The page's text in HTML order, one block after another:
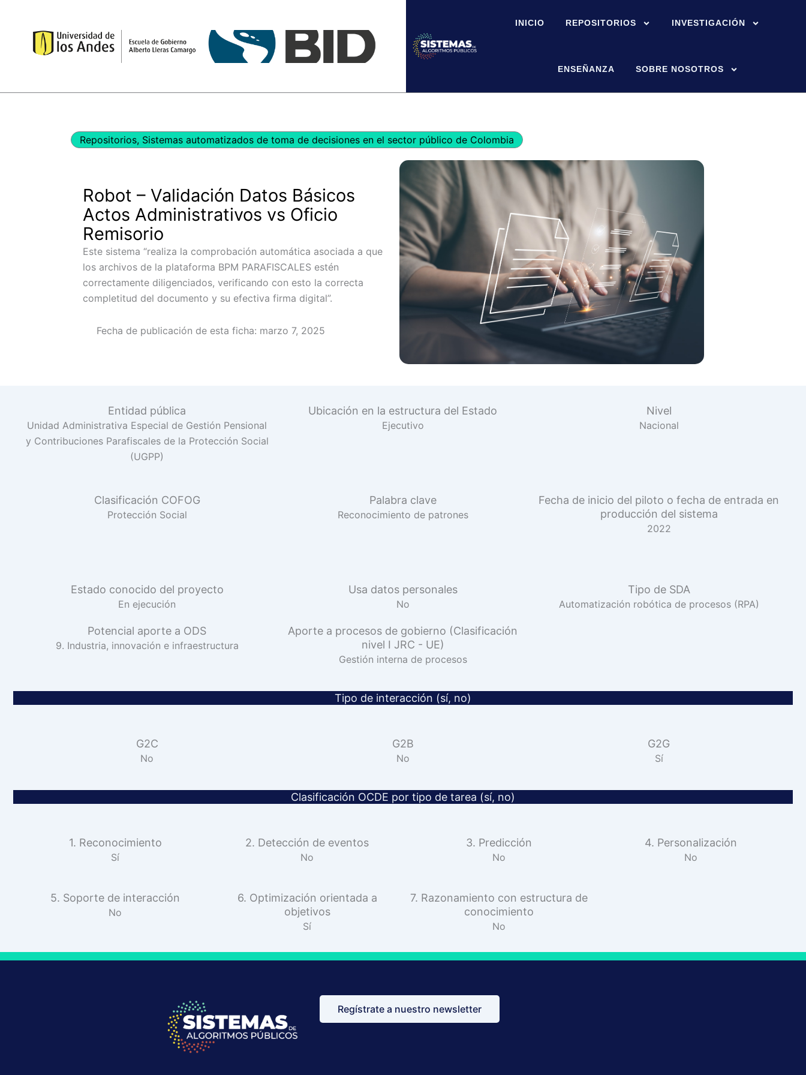
contenido
INICIO REPOSITORIOS INVESTIGACIÓN
ENSEÑANZA SOBRE NOSOTROS
Repositorios, Sistemas automatizados de toma de decisiones en el sector público de Colombia
Robot – Validación Datos Básicos
Actos Administrativos vs Oficio
Remisorio
Este sistema “realiza la comprobación automática asociada a que
los archivos de la plataforma BPM PARAFISCALES estén
correctamente diligenciados, verificando con esto la correcta
completitud del documento y su efectiva firma digital”.
Fecha de publicación de esta ficha: marzo 7, 2025
Entidad pública
Unidad Administrativa Especial de Gestión Pensional
y Contribuciones Parafiscales de la Protección Social
(UGPP)
Ubicación en la estructura del Estado
Ejecutivo
Nivel
Nacional
Clasificación COFOG
Protección Social
Palabra clave
Reconocimiento de patrones
Fecha de inicio del piloto o fecha de entrada en
producción del sistema
2022
Estado conocido del proyecto
En ejecución
Usa datos personales
No
Tipo de SDA
Automatización robótica de procesos (RPA)
Potencial aporte a ODS
9. Industria, innovación e infraestructura
Aporte a procesos de gobierno (Clasificación
nivel I JRC - UE)
Gestión interna de procesos
Tipo de interacción (sí, no)
G2C
No
G2B
No
G2G
Sí
Clasificación OCDE por tipo de tarea (sí, no)
1. Reconocimiento
Sí
2. Detección de eventos
No
3. Predicción
No
4. Personalización
No
5. Soporte de interacción
No
6. Optimización orientada a
objetivos
Sí
7. Razonamiento con estructura de
conocimiento
No
Regístrate a nuestro newsletter